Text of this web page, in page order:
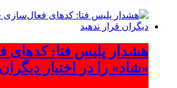
هشدار پلیس فتا: کدهای
«شاد» را در اختیار